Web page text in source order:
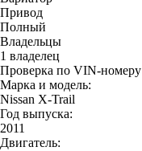
Привод
Полный
Владельцы
1 владелец
Проверка по VIN-номеру
Марка и модель:
Nissan X-Trail
Год выпуска:
2011
Двигатель: